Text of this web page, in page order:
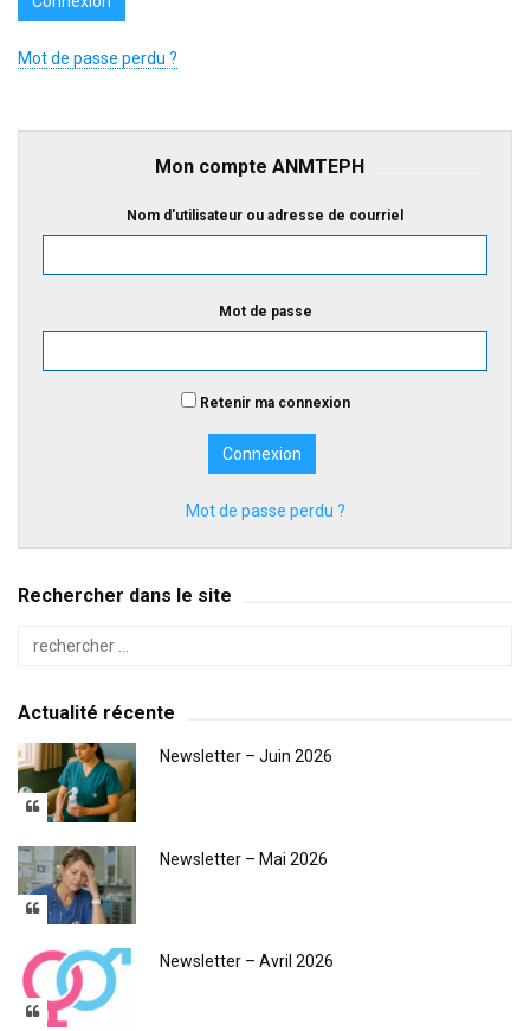
Mot de passe perdu ?
Mon compte ANMTEPH
Nom d'utilisateur ou adresse de courriel
Mot de passe
Retenir ma connexion
Mot de passe perdu ?
Rechercher dans le site
Actualité récente
Newsletter – Juin 2026
Newsletter – Mai 2026
Newsletter – Avril 2026